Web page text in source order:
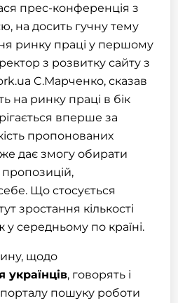
прес-конференція з
на досить гучну тему
ринку праці у першому
з розвитку сайту з
C.Марченко, сказав
на ринку праці в бік
вперше за
пропонованих
дає змогу обирати
пропозицій,
Що стосується
зростання кількості
у середньому по країні.
щодо
, говорять і
пошуку роботи